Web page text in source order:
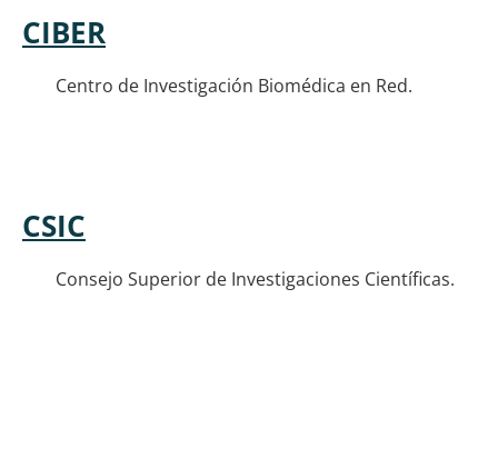
CIBER
Centro de Investigación Biomédica en Red.
CSIC
Consejo Superior de Investigaciones Científicas.